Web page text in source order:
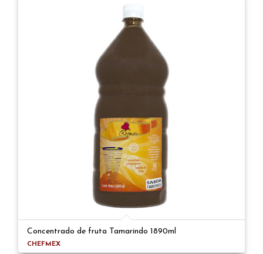
Concentrado de fruta Tamarindo 1890ml
CHEFMEX